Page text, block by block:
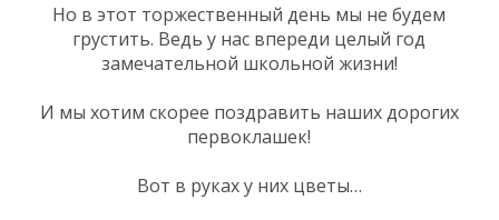
Но в этот торжественный день мы не будем
грустить. Ведь у нас впереди целый год
замечательной школьной жизни!
И мы хотим скорее поздравить наших дорогих
первоклашек!
Вот в руках у них цветы…